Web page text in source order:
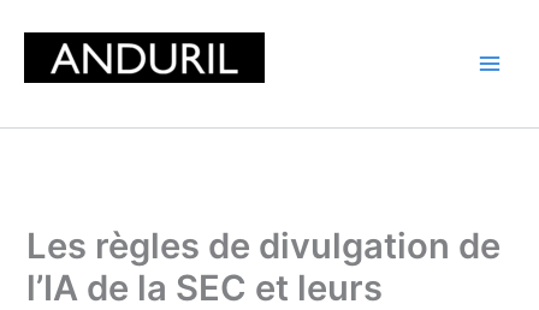
content
Les règles de divulgation de
l’IA de la SEC et leurs